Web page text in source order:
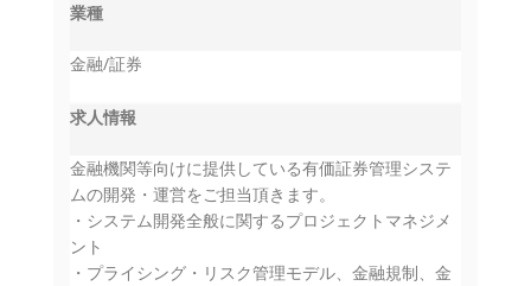
業種
金融/証券
求人情報
金融機関等向けに提供している有価証券管理システ
ムの開発・運営をご担当頂きます。
・システム開発全般に関するプロジェクトマネジメ
ント
・プライシング・リスク管理モデル、金融規制、金